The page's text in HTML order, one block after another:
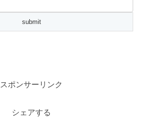
スポンサーリンク
シェアする